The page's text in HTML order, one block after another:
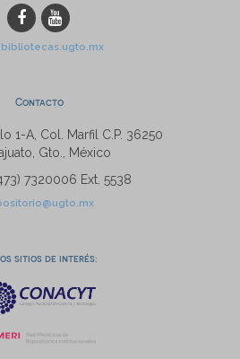
Contacto
1-A, Col. Marfil C.P. 36250
Gto., México
7320006 Ext. 5538
sitios de interés: